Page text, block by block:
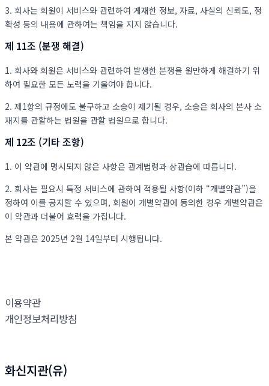
3. 회사는 회원이 서비스와 관련하여 게재한 정보, 자료, 사실의 신뢰도, 정
확성 등의 내용에 관하여는 책임을 지지 않습니다.
제 11조 (분쟁 해결)
1. 회사와 회원은 서비스와 관련하여 발생한 분쟁을 원만하게 해결하기 위
하여 필요한 모든 노력을 기울여야 합니다.
2. 제1항의 규정에도 불구하고 소송이 제기될 경우, 소송은 회사의 본사 소
재지를 관할하는 법원을 관할 법원으로 합니다.
제 12조 (기타 조항)
1. 이 약관에 명시되지 않은 사항은 관계법령과 상관습에 따릅니다.
2. 회사는 필요시 특정 서비스에 관하여 적용될 사항(이하 “개별약관”)을
정하여 이를 공지할 수 있으며, 회원이 개별약관에 동의한 경우 개별약관은
이 약관과 더불어 효력을 가집니다.
본 약관은 2025년 2월 14일부터 시행됩니다.
이용약관
개인정보처리방침
화신지관(유)